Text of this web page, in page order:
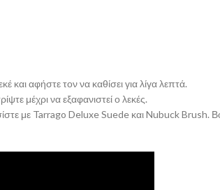
και αφήστε τον να καθίσει για λίγα λεπτά.
μέχρι να εξαφανιστεί ο λεκές.
με Tarrago Deluxe Suede και Nubuck Brush.